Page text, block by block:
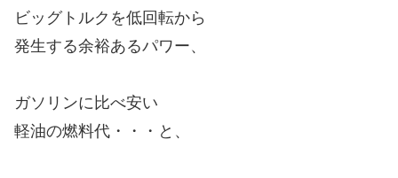
ビッグトルクを低回転から
発生する余裕あるパワー、
ガソリンに比べ安い
軽油の燃料代・・・と、